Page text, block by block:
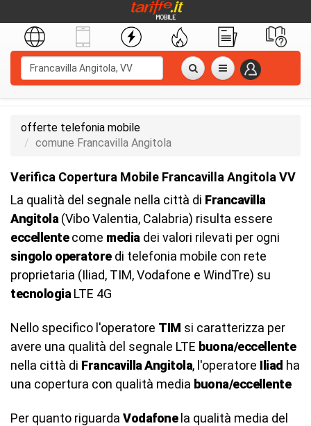
offerte telefonia mobile
comune Francavilla Angitola
Verifica Copertura Mobile Francavilla Angitola VV
La qualità del segnale nella città di Francavilla
Angitola (Vibo Valentia, Calabria) risulta essere
eccellentecome media dei valori rilevati per ogni
singolo operatoredi telefonia mobile con rete
proprietaria (Iliad, TIM, Vodafone e WindTre) su
tecnologia LTE 4G
Nello specifico l'operatore TIM si caratterizza per
avere una qualità del segnale LTE buona/eccellente
nella città di Francavilla Angitola, l'operatore Iliad ha
una copertura con qualità media buona/eccellente
Per quanto riguarda Vodafonela qualità media del